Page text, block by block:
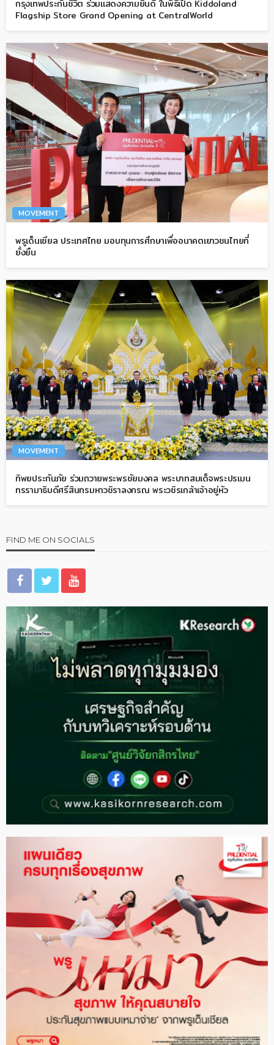
กรุงเทพประกันชีวิต ร่วมแสดงความยินดี ในพิธีเปิด Kiddoland
Flagship Store Grand Opening at CentralWorld
MOVEMENT
พรูเด็นเชียล ประเทศไทย มอบทุนการศึกษาเพื่ออนาคตเยาวชนไทยที่
ยั่งยืน
MOVEMENT
ทิพยประกันภัย ร่วมถวายพระพรชัยมงคล พระบาทสมเด็จพระปรเมน
ทรรามาธิบดีศรีสินทรมหาวชิราลงกรณ พระวชิรเกล้าเจ้าอยู่หัว
FIND ME ON SOCIALS